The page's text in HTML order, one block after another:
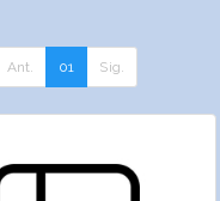
Ant. 01 Sig.